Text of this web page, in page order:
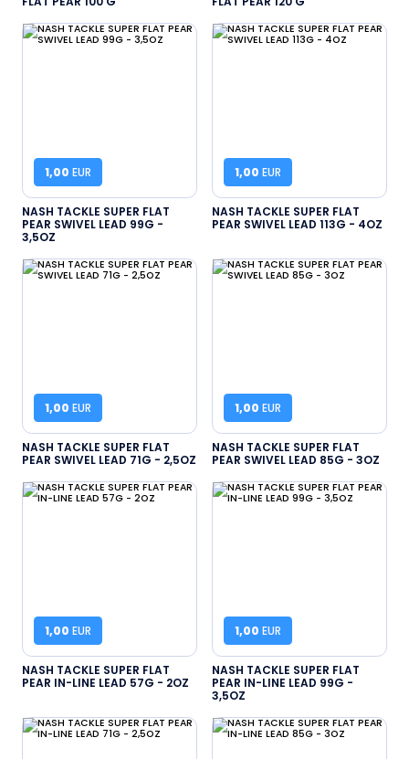
1,00 EUR
NASH TACKLE SUPER FLAT
PEAR SWIVEL LEAD 99G -
3,5OZ
1,00 EUR
NASH TACKLE SUPER FLAT
PEAR SWIVEL LEAD 113G - 4OZ
1,00 EUR
NASH TACKLE SUPER FLAT
PEAR SWIVEL LEAD 71G - 2,5OZ
1,00 EUR
NASH TACKLE SUPER FLAT
PEAR SWIVEL LEAD 85G - 3OZ
1,00 EUR
NASH TACKLE SUPER FLAT
PEAR IN-LINE LEAD 57G - 2OZ
1,00 EUR
NASH TACKLE SUPER FLAT
PEAR IN-LINE LEAD 99G -
3,5OZ